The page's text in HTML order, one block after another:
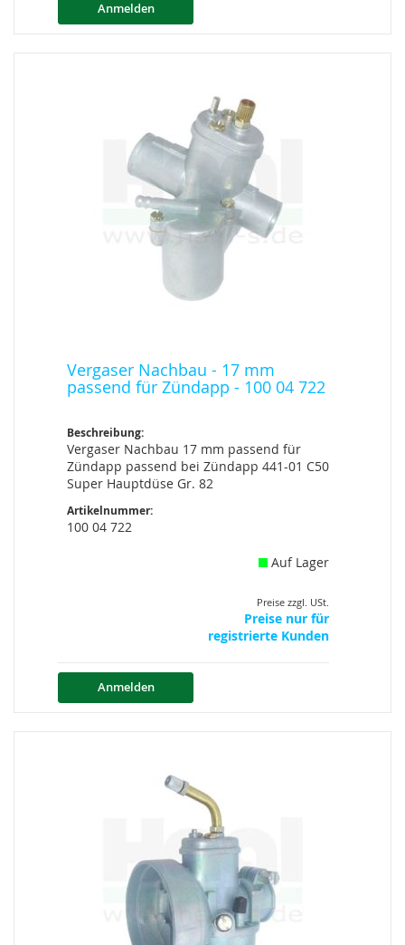
Anmelden
Vergaser Nachbau - 17 mm
passend für Zündapp - 100 04 722
Beschreibung:
Vergaser Nachbau 17 mm passend für
Zündapp passend bei Zündapp 441-01 C50
Super Hauptdüse Gr. 82
Artikelnummer:
100 04 722
Auf Lager
Preise zzgl. USt.
Preise nur für
registrierte Kunden
Anmelden